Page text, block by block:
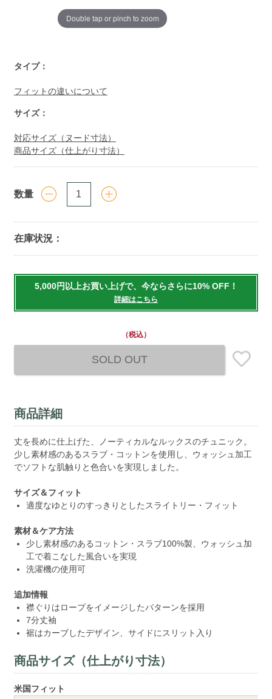
Double tap or pinch to zoom
long/g/P119943.html
タイプ：
フィットの違いについて
サイズ：
対応サイズ（ヌード寸法）
商品サイズ（仕上がり寸法）
数量
在庫状況：
to
5,000円以上お買い上げで、今ならさらに10% OFF！
詳細はこちら
（税込）
SOLD OUT
商品詳細
丈を長めに仕上げた、ノーティカルなルックスのチュニック。
少し素材感のあるスラブ・コットンを使用し、ウォッシュ加工
でソフトな肌触りと色合いを実現しました。
サイズ＆フィット
適度なゆとりのすっきりとしたスライトリー・フィット
素材＆ケア方法
少し素材感のあるコットン・スラブ100%製、ウォッシュ加
工で着こなした風合いを実現
洗濯機の使用可
追加情報
襟ぐりはロープをイメージしたパターンを採用
7分丈袖
裾はカーブしたデザイン、サイドにスリット入り
商品サイズ（仕上がり寸法）
米国フィット